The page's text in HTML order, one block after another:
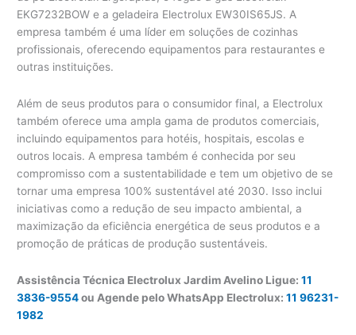
EKG7232BOW e a geladeira Electrolux EW30IS65JS. A
empresa também é uma líder em soluções de cozinhas
profissionais, oferecendo equipamentos para restaurantes e
outras instituições.
Além de seus produtos para o consumidor final, a Electrolux
também oferece uma ampla gama de produtos comerciais,
incluindo equipamentos para hotéis, hospitais, escolas e
outros locais. A empresa também é conhecida por seu
compromisso com a sustentabilidade e tem um objetivo de se
tornar uma empresa 100% sustentável até 2030. Isso inclui
iniciativas como a redução de seu impacto ambiental, a
maximização da eficiência energética de seus produtos e a
promoção de práticas de produção sustentáveis.
Assistência Técnica Electrolux Jardim Avelino Ligue:11
3836-9554ou Agende pelo WhatsApp Electrolux:11 96231-
1982